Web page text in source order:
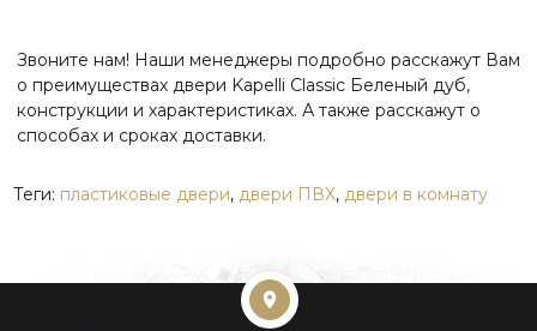
Звоните нам! Наши менеджеры подробно расскажут Вам
о преимуществах двери Kapelli Classic Беленый дуб,
конструкции и характеристиках. А также расскажут о
способах и сроках доставки.
Теги: пластиковые двери, двери ПВХ, двери в комнату